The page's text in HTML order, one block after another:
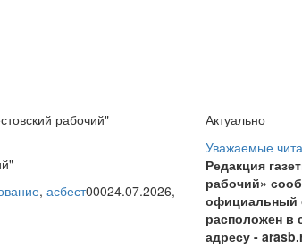
рабочий"
, асбест00024.07.2026,
Актуально
Уважаемые
Редакция
рабочий»
официальный
расположен в
адресу -